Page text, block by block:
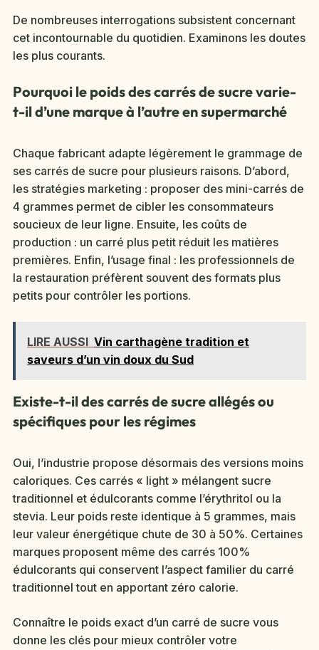
De nombreuses interrogations subsistent concernant
cet incontournable du quotidien. Examinons les doutes
les plus courants.
Pourquoi le poids des carrés de sucre varie-
t-il d’une marque à l’autre en supermarché
Chaque fabricant adapte légèrement le grammage de
ses carrés de sucre pour plusieurs raisons. D’abord,
les stratégies marketing : proposer des mini-carrés de
4 grammes permet de cibler les consommateurs
soucieux de leur ligne. Ensuite, les coûts de
production : un carré plus petit réduit les matières
premières. Enfin, l’usage final : les professionnels de
la restauration préfèrent souvent des formats plus
petits pour contrôler les portions.
LIRE AUSSI Vin carthagène tradition et
saveurs d’un vin doux du Sud
Existe-t-il des carrés de sucre allégés ou
spécifiques pour les régimes
Oui, l’industrie propose désormais des versions moins
caloriques. Ces carrés « light » mélangent sucre
traditionnel et édulcorants comme l’érythritol ou la
stevia. Leur poids reste identique à 5 grammes, mais
leur valeur énergétique chute de 30 à 50%. Certaines
marques proposent même des carrés 100%
édulcorants qui conservent l’aspect familier du carré
traditionnel tout en apportant zéro calorie.
Connaître le poids exact d’un carré de sucre vous
donne les clés pour mieux contrôler votre